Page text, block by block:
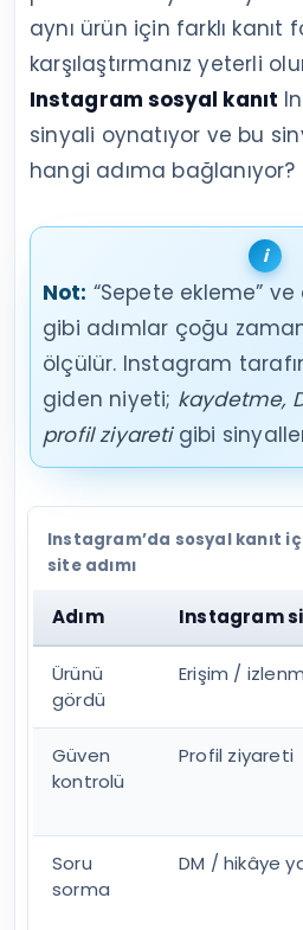
aynı ürün için farklı kanıt
karşılaştırmanız yeterli
Instagram sosyal kanıt
sinyali oynatıyor ve bu
hangi adıma bağlanıyor?
Not: “Sepete ekleme”
gibi adımlar çoğu
ölçülür. Instagram
giden niyeti; kaydetme,
profil ziyaretigibi
Instagram’da sosyal kanıt
site adımı
Adım Instagram
Ürünü
gördü
Erişim /
Güven
kontrolü
Profil ziyareti
Soru
sorma
DM / hikâye